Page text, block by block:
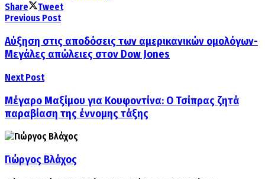
Share
Tweet
Previous Post
Αύξηση στις αποδόσεις των αμερικανικών ομολόγων-
Μεγάλες απώλειες στον Dow Jones
Next Post
Μέγαρο Μαξίμου για Κουφοντίνα: Ο Τσίπρας ζητά
παραβίαση της έννομης τάξης
Γιώργος Βλάχος